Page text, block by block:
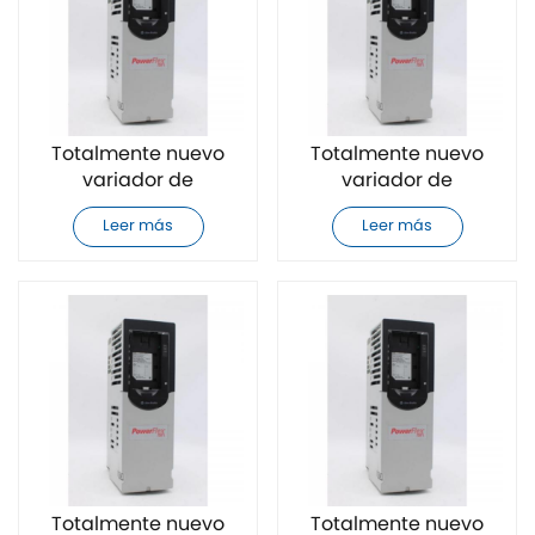
Totalmente nuevo
variador de
frecuencia de CA
Allen-Bradley
Leer más
Totalmente nuevo
variador de
frecuencia de CA
Allen-Bradley
Leer más
Totalmente nuevo
Totalmente nuevo